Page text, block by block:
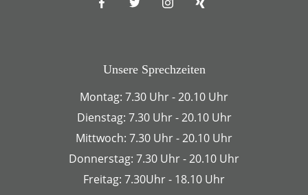
Unsere Sprechzeiten
Montag: 7.30 Uhr - 20.10 Uhr
Dienstag: 7.30 Uhr - 20.10 Uhr
Mittwoch: 7.30 Uhr - 20.10 Uhr
Donnerstag: 7.30 Uhr - 20.10 Uhr
Freitag: 7.30Uhr - 18.10 Uhr